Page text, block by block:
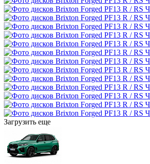
Загрузить еще